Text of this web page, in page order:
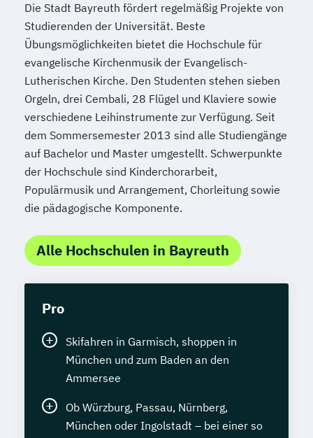
Die Stadt Bayreuth fördert regelmäßig Projekte von
Studierenden der Universität. Beste
Übungsmöglichkeiten bietet die Hochschule für
evangelische Kirchenmusik der Evangelisch-
Lutherischen Kirche. Den Studenten stehen sieben
Orgeln, drei Cembali, 28 Flügel und Klaviere sowie
verschiedene Leihinstrumente zur Verfügung. Seit
dem Sommersemester 2013 sind alle Studiengänge
auf Bachelor und Master umgestellt. Schwerpunkte
der Hochschule sind Kinderchorarbeit,
Populärmusik und Arrangement, Chorleitung sowie
die pädagogische Komponente.
Alle Hochschulen in Bayreuth
Pro
Skifahren in Garmisch, shoppen in
München und zum Baden an den
Ammersee
Ob Würzburg, Passau, Nürnberg,
München oder Ingolstadt – bei einer so